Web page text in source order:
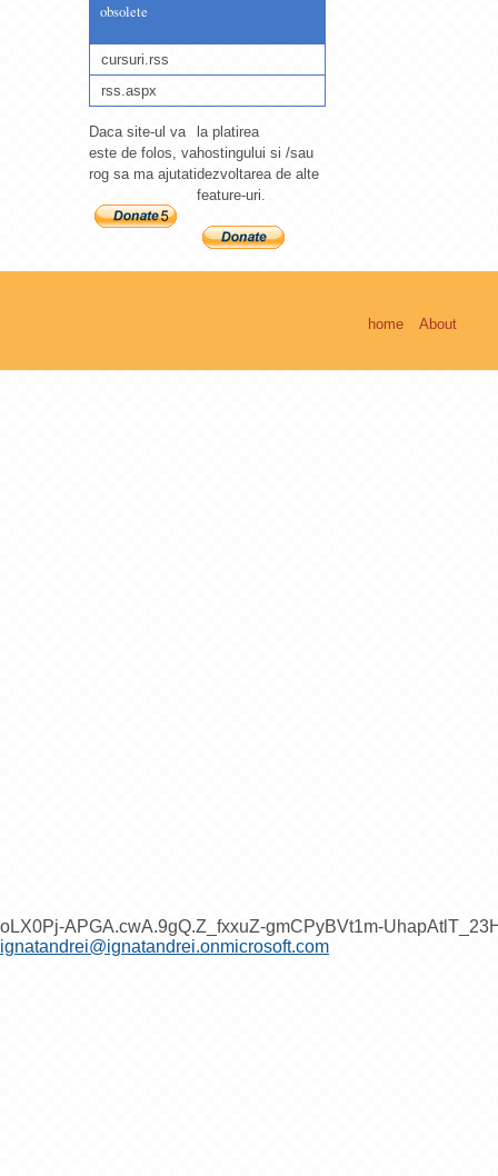
obsolete
cursuri.rss
rss.aspx
Daca site-ul va
este de folos, va
rog sa ma ajutati
la platirea
hostingului si /sau
dezvoltarea de alte
feature-uri.
home About
oLX0Pj-APGA.cwA.9gQ.Z_fxxuZ-gmCPyBVt1m-
ignatandrei@ignatandrei.onmicrosoft.com